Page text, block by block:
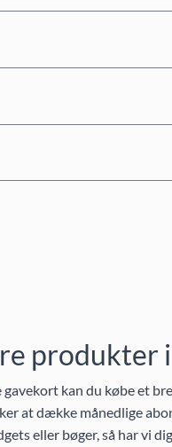
produkter
kan du købe et
at dække månedlige
eller bøger, så har vi